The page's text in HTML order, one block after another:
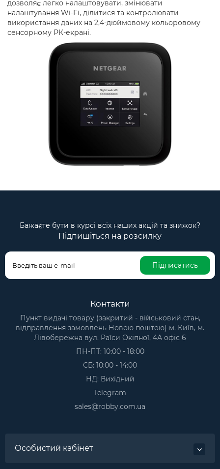
дозволяє легко налаштовувати, змінювати
налаштування Wi-Fi, ділитися та контролювати
використання даних на 2,4-дюймовому кольоровому
сенсорному РК-екрані.
Бажаєте бути в курсі всіх наших акцій та знижок?
Підпишіться на розсилку
Підписатись
Контакти
Пункт видачі товару (закритий - військовий стан,
відправлення замовлень Новою поштою) м. Київ, м.
Лівобережна вул. Раїси Окіпної, 4А офіс 6
ПН-ПТ: 10:00 - 18:00
СБ: 10:00 - 14:00
НД: Вихідний
Telegram
sales@robby.com.ua
Особистий кабінет